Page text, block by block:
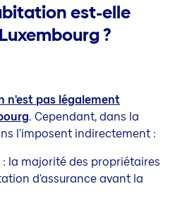
est-elle
?
n'est pas légalement
. Cependant, dans la
l'imposent indirectement :
: la majorité des propriétaires
d'assurance avant la